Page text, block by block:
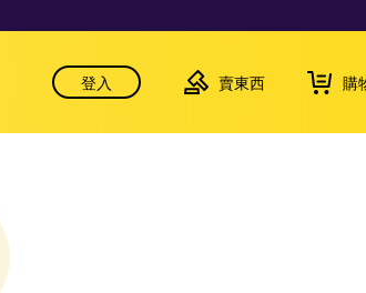
登入 賣東西 購